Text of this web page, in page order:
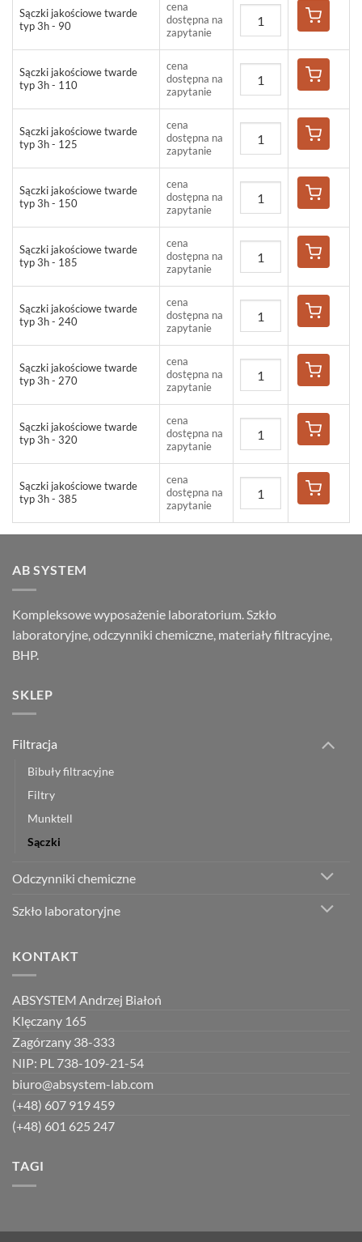
Sączki jakościowe twarde
typ 3h - 90
cena
dostępna na
zapytanie
Sączki jakościowe twarde
typ 3h - 110
cena
dostępna na
zapytanie
Sączki jakościowe twarde
typ 3h - 125
cena
dostępna na
zapytanie
Sączki jakościowe twarde
typ 3h - 150
cena
dostępna na
zapytanie
Sączki jakościowe twarde
typ 3h - 185
cena
dostępna na
zapytanie
Sączki jakościowe twarde
typ 3h - 240
cena
dostępna na
zapytanie
Sączki jakościowe twarde
typ 3h - 270
cena
dostępna na
zapytanie
Sączki jakościowe twarde
typ 3h - 320
cena
dostępna na
zapytanie
Sączki jakościowe twarde
typ 3h - 385
cena
dostępna na
zapytanie
AB SYSTEM
Kompleksowe wyposażenie laboratorium. Szkło
laboratoryjne, odczynniki chemiczne, materiały filtracyjne,
BHP.
SKLEP
Filtracja
Bibuły filtracyjne
Filtry
Munktell
Sączki
Odczynniki chemiczne
Szkło laboratoryjne
KONTAKT
ABSYSTEM Andrzej Białoń
Klęczany 165
Zagórzany 38-333
NIP: PL 738-109-21-54
biuro@absystem-lab.com
(+48) 607 919 459
(+48) 601 625 247
TAGI